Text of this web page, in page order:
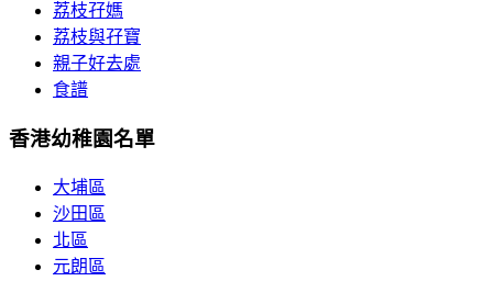
荔枝孖媽
荔枝與孖寶
親子好去處
食譜
香港幼稚園名單
大埔區
沙田區
北區
元朗區